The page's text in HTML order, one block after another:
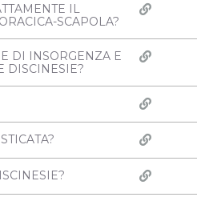
IL
SCAPOLA?
DI INSORGENZA E
DISCINESIE?